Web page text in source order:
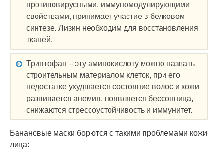
противовирусными, иммуномодулирующими
свойствами, принимает участие в белковом
синтезе. Лизин необходим для восстановления
тканей.
Триптофан – эту аминокислоту можно назвать
строительным материалом клеток, при его
недостатке ухудшается состояние волос и кожи,
развивается анемия, появляется бессонница,
снижаются стрессоустойчивость и иммунитет.
Банановые маски борются с такими проблемами кожи
лица: